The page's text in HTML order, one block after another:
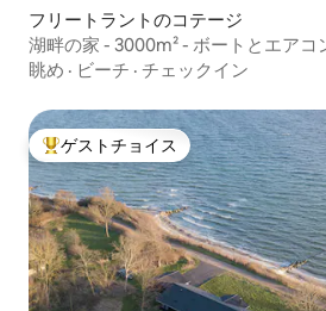
フリートラントのコテージ
湖畔の家 - 3000m² - ボートとエアコ
眺め · ビーチ · チェックイン
大好評のゲストチョイスです。
ゲストチョイス